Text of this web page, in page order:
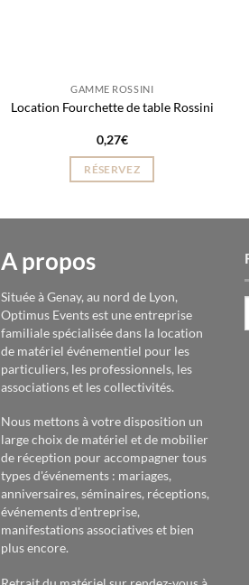
GAMME ROSSINI
Location Fourchette de table Rossini
0,27€
RÉSERVEZ
A propos
Située à Genay, au nord de Lyon,
Optimus Events est une entreprise
familiale spécialisée dans la location
de matériel événementiel pour les
particuliers, les professionnels, les
associations et les collectivités.
Nous mettons à votre disposition un
large choix de matériel et de mobilier
de réception pour accompagner tous
types d'événements : mariages,
anniversaires, séminaires, réceptions,
événements d'entreprise,
manifestations associatives et bien
plus encore.